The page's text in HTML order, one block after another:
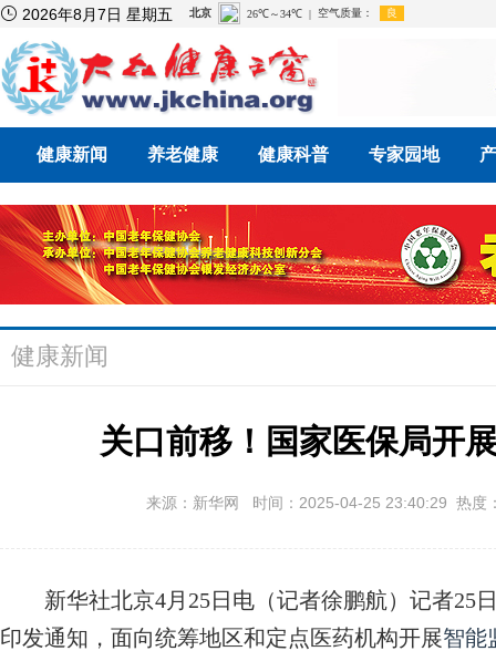
 2026年8月7日 星期五
健康新闻 养老健康 健康科普 专家园地
健康新闻
关口前移！国家医保局开
来源：新华网 时间：2025-04-25 23:40:29 热度
新华社北京4月25日电（记者徐鹏航）记者25
印发通知，面向统筹地区和定点医药机构开展智能